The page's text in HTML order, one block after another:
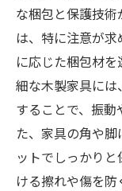
な梱包と保護技
は、特に注意が
に応じた梱包材
細な木製家具に
することで、振
た、家具の角や
ットでしっかり
ける擦れや傷を